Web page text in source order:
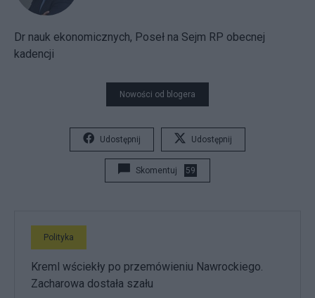
Dr nauk ekonomicznych, Poseł na Sejm RP obecnej
kadencji
Nowości od blogera
Udostępnij Udostępnij
Skomentuj 59
Polityka
Kreml wściekły po przemówieniu Nawrockiego.
Zacharowa dostała szału